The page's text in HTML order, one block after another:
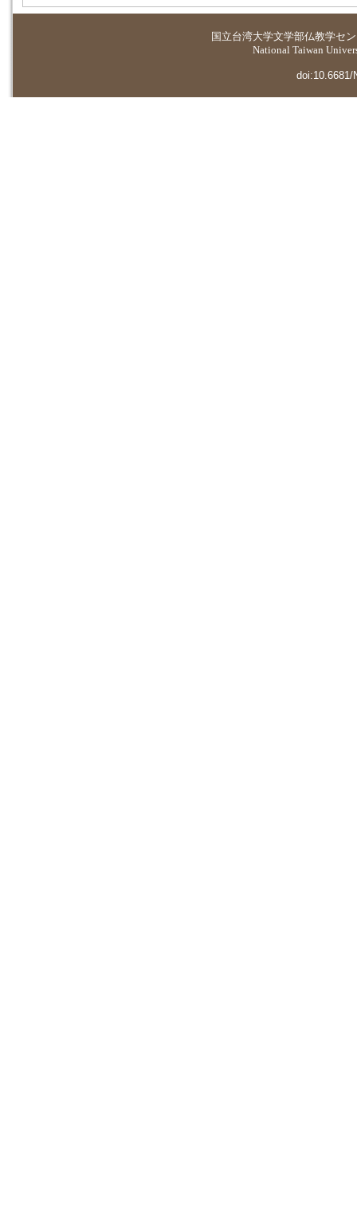
国立台湾大学文学部仏教学セ
National Taiwan
doi:10.6681/